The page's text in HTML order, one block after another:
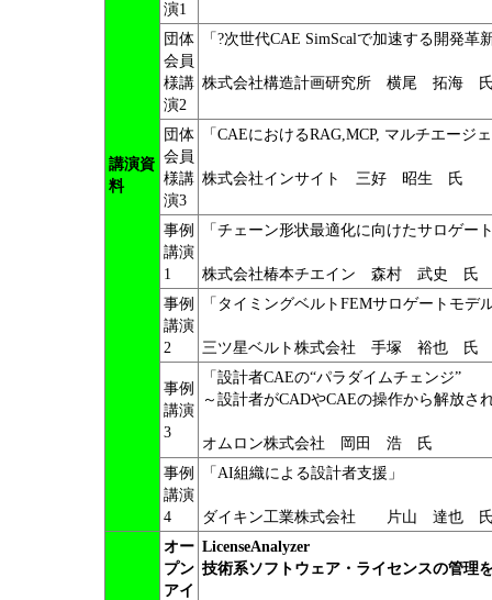
講演資
料
演1
団体
会員
様講
演2
「?次世代CAE SimScalで加速する開発
株式会社構造計画研究所 横尾 拓海
団体
会員
様講
演3
「CAEにおけるRAG,MCP, マルチエージ
株式会社インサイト 三好 昭生 氏
事例
講演
1
「チェーン形状最適化に向けたサロゲー
株式会社椿本チエイン 森村 武史 氏
事例
講演
2
「タイミングベルトFEMサロゲートモ
三ツ星ベルト株式会社 手塚 裕也 氏
事例
講演
3
「設計者CAEの“パラダイムチェンジ”
～設計者がCADやCAEの操作から解放さ
オムロン株式会社 岡田 浩 氏
事例
講演
4
「AI組織による設計者支援」
ダイキン工業株式会社 片山 達也
オー
プン
アイ
LicenseAnalyzer
技術系ソフトウェア・ライセンスの管理